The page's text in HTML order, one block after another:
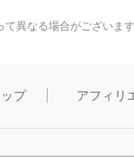
異なる場合がございま
プ アフィリ